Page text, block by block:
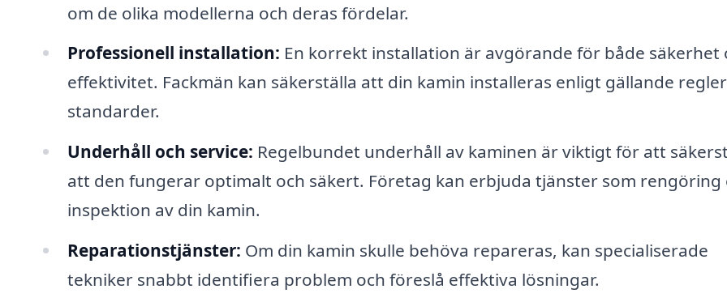
om de olika modellerna och deras fördelar.
Professionell installation: En korrekt installation är avgörande för både säkerhet
effektivitet. Fackmän kan säkerställa att din kamin installeras enligt gällande
standarder.
Underhåll och service: Regelbundet underhåll av kaminen är viktigt för att
att den fungerar optimalt och säkert. Företag kan erbjuda tjänster som rengöring
inspektion av din kamin.
Reparationstjänster: Om din kamin skulle behöva repareras, kan specialiserade
tekniker snabbt identifiera problem och föreslå effektiva lösningar.